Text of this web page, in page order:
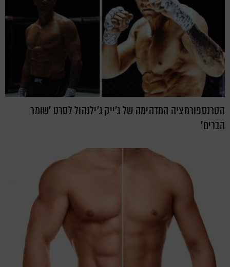
הטרנספורמציה המדהימה של ג'ייק ג'ילנהול לסרט 'שומר
הברים'